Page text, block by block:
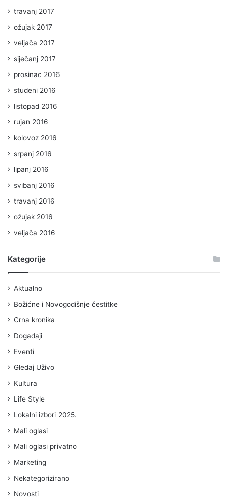
travanj 2017
ožujak 2017
veljača 2017
siječanj 2017
prosinac 2016
studeni 2016
listopad 2016
rujan 2016
kolovoz 2016
srpanj 2016
lipanj 2016
svibanj 2016
travanj 2016
ožujak 2016
veljača 2016
Kategorije
Aktualno
Božićne i Novogodišnje čestitke
Crna kronika
Događaji
Eventi
Gledaj Uživo
Kultura
Life Style
Lokalni izbori 2025.
Mali oglasi
Mali oglasi privatno
Marketing
Nekategorizirano
Novosti